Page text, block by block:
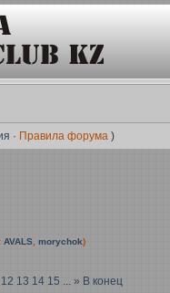
· Правила форума)
AVALS, morychok)
12 13 14 15 ... » В конец